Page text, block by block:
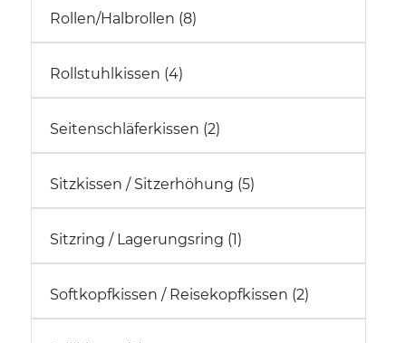
Rollen/Halbrollen (8)
Rollstuhlkissen (4)
Seitenschläferkissen (2)
Sitzkissen / Sitzerhöhung (5)
Sitzring / Lagerungsring (1)
Softkopfkissen / Reisekopfkissen (2)